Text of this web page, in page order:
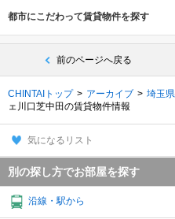
都市にこだわって賃貸物件を探す
前のページへ戻る
CHINTAIトップ アーカイブ 埼玉県
ェ川口芝中田の賃貸物件情報
気になるリスト
別の探し方でお部屋を探す
沿線・駅から